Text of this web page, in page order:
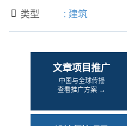
 类型 : 建筑
文章项目推广
中国与全球传播
查看推广方案 →